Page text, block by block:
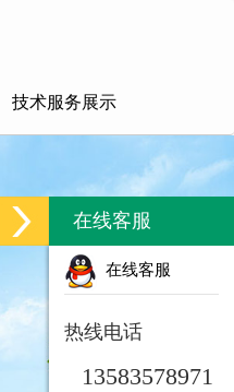
技术服务展示
在线客服
在线客服
热线电话
13583578971